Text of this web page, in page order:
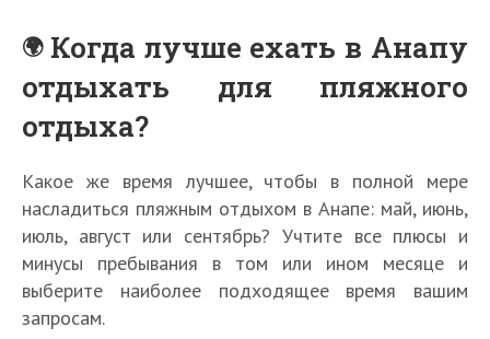
Когда лучше ехать в Анапу
отдыхать для пляжного
отдыха?
Какое же время лучшее, чтобы в полной мере
насладиться пляжным отдыхом в Анапе: май, июнь,
июль, август или сентябрь? Учтите все плюсы и
минусы пребывания в том или ином месяце и
выберите наиболее подходящее время вашим
запросам.